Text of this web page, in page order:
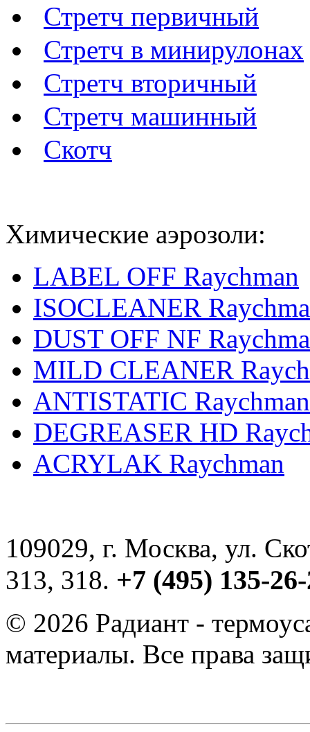
Стретч первичный
Стретч в минирулонах
Стретч вторичный
Стретч машинный
Скотч
Химические аэрозоли:
LABEL OFF Raychman
ISOCLEANER
DUST OFF NF
MILD CLEANER
ANTISTATIC Raychman
DEGREASER HD
ACRYLAK Raychman
109029, г. Москва, ул.
313, 318. +7 (495) 135-
© 2026 Радиант -
материалы. Все права